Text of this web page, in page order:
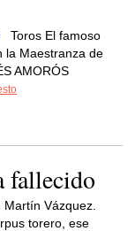
Toros El famoso
la Maestranza de
AMORÓS
fallecido
Vázquez.
torero, ese